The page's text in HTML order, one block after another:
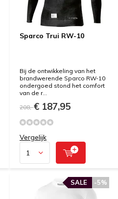
Sparco Trui RW-10
Bij de ontwikkeling van het
brandwerende Sparco RW-10
ondergoed stond het comfort
van de r...
208,-€ 187,95
Vergelijk
-5%
SALE